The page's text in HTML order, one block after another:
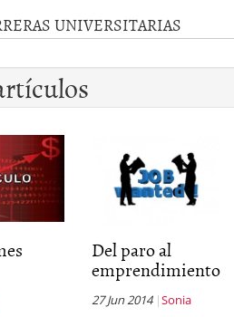
cuando
es
07/20
qué el 85% de las startups
ser una de ellas) 2026/02/28
y Madrid: dos formas de
buscando tu primera ronda,
UNIVERSITARIAS
Del paro al
emprendimiento
27 Jun 2014 Sonia